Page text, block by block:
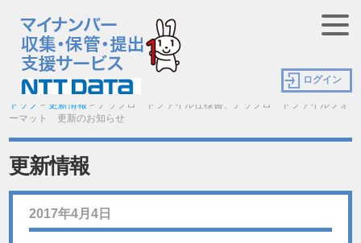
ログイン
トップ > 更新情報 > アップロードファイル仕様書、アップロードファイルフォ
ーマット 更新のお知らせ
更新情報
2017年4月4日